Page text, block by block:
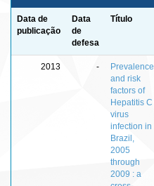
Data de
publicação
Data
de
defesa
Título
2013 -
Prevalence
and risk
factors of
Hepatitis C
virus
infection in
Brazil,
2005
through
2009 : a